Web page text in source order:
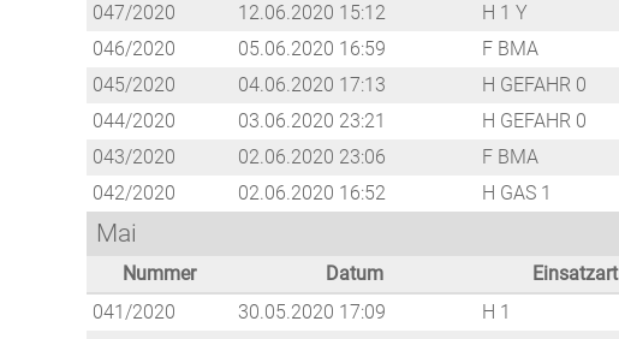
047/2020
12.06.2020 15:12 H 1 Y
046/2020
05.06.2020 16:59 F BMA
045/2020
04.06.2020 17:13 H GEFAHR 0
044/2020
03.06.2020 23:21 H GEFAHR 0
043/2020
02.06.2020 23:06 F BMA
042/2020
02.06.2020 16:52 H GAS 1
Mai
Nummer Datum Einsatzart
041/2020
30.05.2020 17:09 H 1